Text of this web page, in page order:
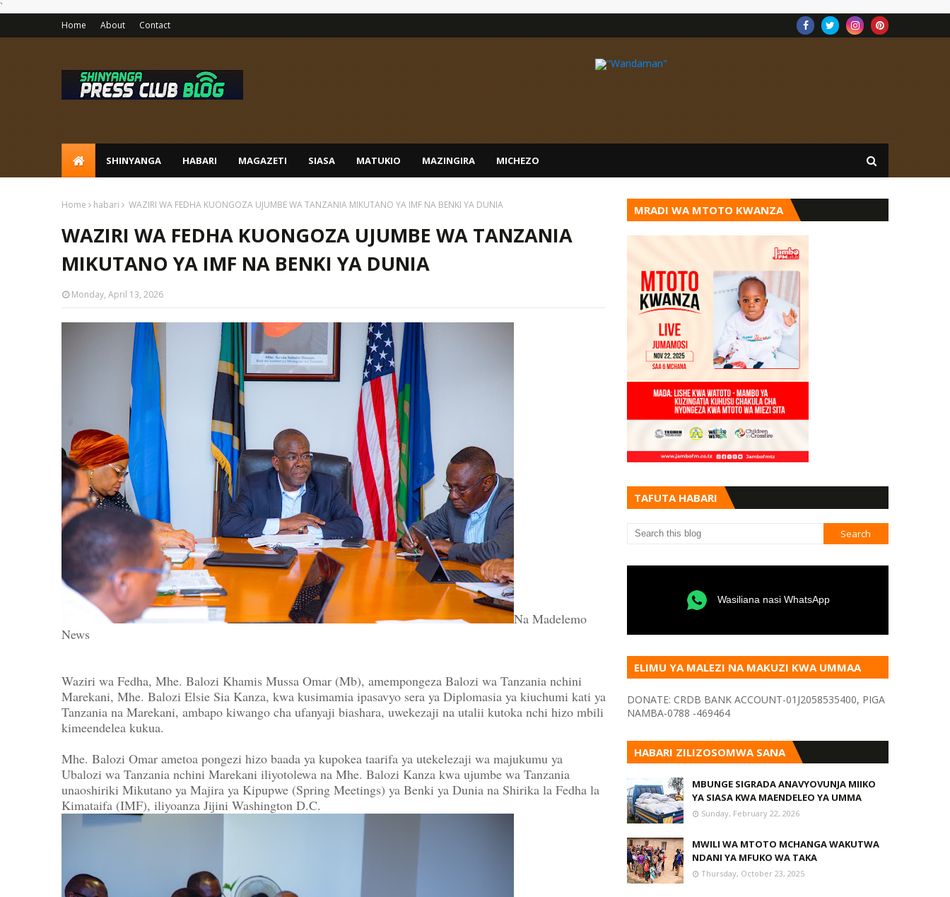
`
Home About Contact
SHINYANGA HABARI MAGAZETI SIASA MATUKIO MAZINGIRA MICHEZO
Home habari WAZIRI WA FEDHA KUONGOZA UJUMBE WA TANZANIA MIKUTANO YA IMF NA BENKI YA DUNIA
WAZIRI WA FEDHA KUONGOZA UJUMBE WA TANZANIA
MIKUTANO YA IMF NA BENKI YA DUNIA
Monday, April 13, 2026
Na Madelemo
News
Waziri wa Fedha, Mhe. Balozi Khamis Mussa Omar (Mb), amempongeza Balozi wa Tanzania nchini
Marekani, Mhe. Balozi Elsie Sia Kanza, kwa kusimamia ipasavyo sera ya Diplomasia ya kiuchumi kati ya
Tanzania na Marekani, ambapo kiwango cha ufanyaji biashara, uwekezaji na utalii kutoka nchi hizo mbili
kimeendelea kukua.
Mhe. Balozi Omar ametoa pongezi hizo baada ya kupokea taarifa ya utekelezaji wa majukumu ya
Ubalozi wa Tanzania nchini Marekani iliyotolewa na Mhe. Balozi Kanza kwa ujumbe wa Tanzania
unaoshiriki Mikutano ya Majira ya Kipupwe (Spring Meetings) ya Benki ya Dunia na Shirika la Fedha la
Kimataifa (IMF), iliyoanza Jijini Washington D.C.
MRADI WA MTOTO KWANZA
TAFUTA HABARI
Wasiliana nasi WhatsApp
ELIMU YA MALEZI NA MAKUZI KWA UMMAA
DONATE: CRDB BANK ACCOUNT-01J2058535400, PIGA
NAMBA-0788 -469464
HABARI ZILIZOSOMWA SANA
MBUNGE SIGRADA ANAVYOVUNJA MIIKO
YA SIASA KWA MAENDELEO YA UMMA
Sunday, February 22, 2026
MWILI WA MTOTO MCHANGA WAKUTWA
NDANI YA MFUKO WA TAKA
Thursday, October 23, 2025